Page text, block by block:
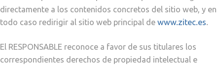
directamente a los contenidos concretos del sitio web, y en
todo caso redirigir al sitio web principal de www.zitec.es.
El RESPONSABLE reconoce a favor de sus titulares los
correspondientes derechos de propiedad intelectual e